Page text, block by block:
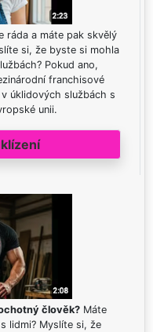
ráda a máte pak skvělý
si, že byste si mohla
Pokud ano,
franchisové
úklidových službách s
unii.
člověk? Máte
lidmi? Myslíte si, že